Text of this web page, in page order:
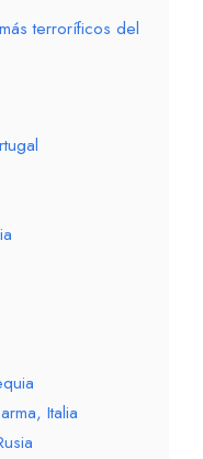
terroríficos del
Italia